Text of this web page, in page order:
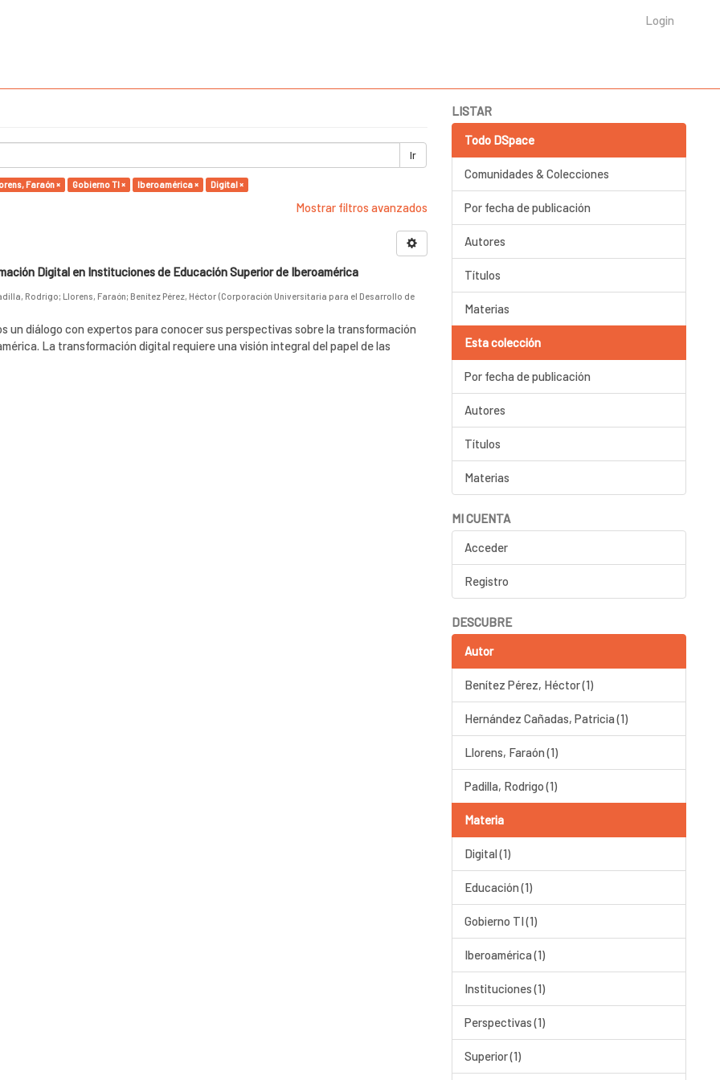
Login
Ir
Faraón × Gobierno TI × Iberoamérica × Digital ×
Mostrar filtros avanzados
Digital en Instituciones de Educación Superior de Iberoamérica
Rodrigo; Llorens, Faraón; Benítez Pérez, Héctor (Corporación Universitaria para el Desarrollo de
un diálogo con expertos para conocer sus perspectivas sobre la transformación
La transformación digital requiere una visión integral del papel de las
LISTAR
Todo DSpace
Comunidades & Colecciones
Por fecha de publicación
Autores
Títulos
Materias
Esta colección
Por fecha de publicación
Autores
Títulos
Materias
MI CUENTA
Acceder
Registro
DESCUBRE
Autor
Benítez Pérez, Héctor (1)
Hernández Cañadas, Patricia (1)
Llorens, Faraón (1)
Padilla, Rodrigo (1)
Materia
Digital (1)
Educación (1)
Gobierno TI (1)
Iberoamérica (1)
Instituciones (1)
Perspectivas (1)
Superior (1)